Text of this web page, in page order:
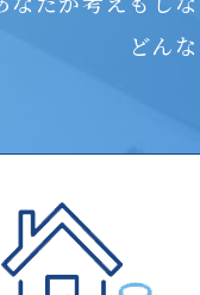
どん